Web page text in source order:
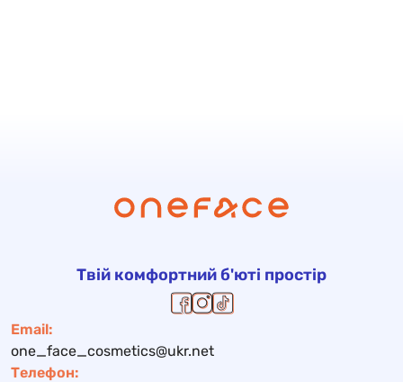
Твій комфортний б'юті простір
Email:
one_face_cosmetics@ukr.net
Телефон: